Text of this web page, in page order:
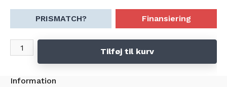
PRISMATCH? Finansiering
Tilføj til kurv
Information